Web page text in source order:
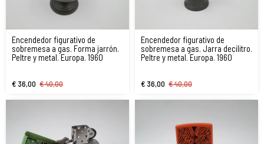
Encendedor figurativo de
sobremesa a gas. Forma jarrón.
Peltre y metal. Europa. 1960
€ 36,00 € 40,00
Encendedor figurativo de
sobremesa a gas. Jarra decilitro.
Peltre y metal. Europa. 1960
€ 36,00 € 40,00